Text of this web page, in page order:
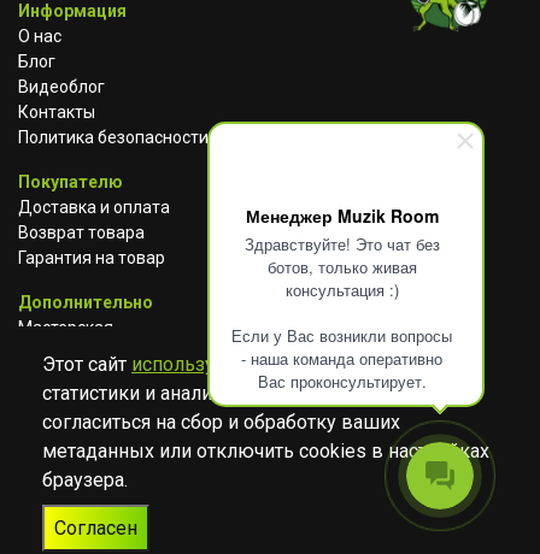
Менеджер Muzik Room
Здравствуйте! Это чат без
ботов, только живая
консультация :)
Если у Вас возникли вопросы
- наша команда оперативно
Вас проконсультирует.
Информация
О нас
Блог
Видеоблог
Контакты
Политика безопасности
Покупателю
Доставка и оплата
Возврат товара
Гарантия на товар
Дополнительно
Мастерская
Сотрудничество
АВИТО
TELEGRAM
YOUTUBE
© Музыкальный магазин Muzik Room, 2023-2026
Этот сайт использует cookies для сбора
статистики и анализа работы сайта. Просим
согласиться на сбор и обработку ваших
метаданных или отключить cookies в настройках
браузера.
Согласен